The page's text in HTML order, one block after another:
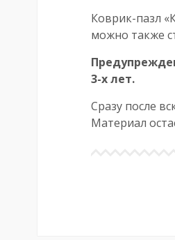
Коврик-пазл
можно также
3-х лет.
Сразу после
Материал